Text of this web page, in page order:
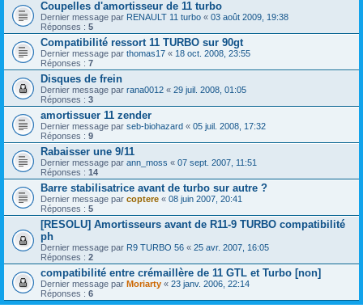
Coupelles d'amortisseur de 11 turbo
Dernier message par RENAULT 11 turbo « 03 août 2009, 19:38
Réponses : 5
Compatibilité ressort 11 TURBO sur 90gt
Dernier message par thomas17 « 18 oct. 2008, 23:55
Réponses : 7
Disques de frein
Dernier message par rana0012 « 29 juil. 2008, 01:05
Réponses : 3
amortissuer 11 zender
Dernier message par seb-biohazard « 05 juil. 2008, 17:32
Réponses : 9
Rabaisser une 9/11
Dernier message par ann_moss « 07 sept. 2007, 11:51
Réponses : 14
Barre stabilisatrice avant de turbo sur autre ?
Dernier message par coptere « 08 juin 2007, 20:41
Réponses : 5
[RESOLU] Amortisseurs avant de R11-9 TURBO compatibilité
ph
Dernier message par R9 TURBO 56 « 25 avr. 2007, 16:05
Réponses : 2
compatibilité entre crémaillère de 11 GTL et Turbo [non]
Dernier message par Moriarty « 23 janv. 2006, 22:14
Réponses : 6